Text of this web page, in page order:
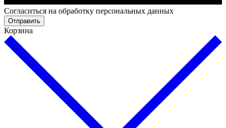
Cогласиться на обработку персональных данных
Отправить
Корзина